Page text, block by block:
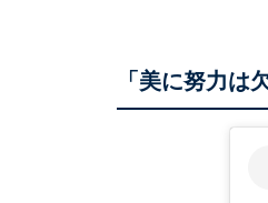
「美に努力は